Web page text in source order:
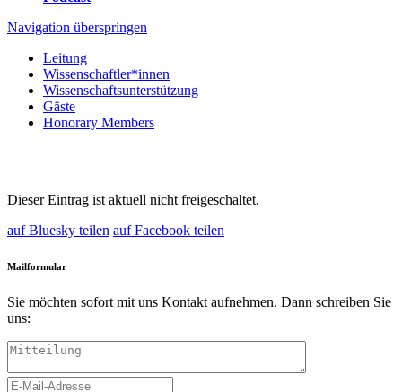
Navigation überspringen
Leitung
Wissenschaftler*innen
Wissenschaftsunterstützung
Gäste
Honorary Members
Dieser Eintrag ist aktuell nicht freigeschaltet.
auf Bluesky teilen auf Facebook teilen
Mailformular
Sie möchten sofort mit uns Kontakt aufnehmen. Dann schreiben Sie
uns: